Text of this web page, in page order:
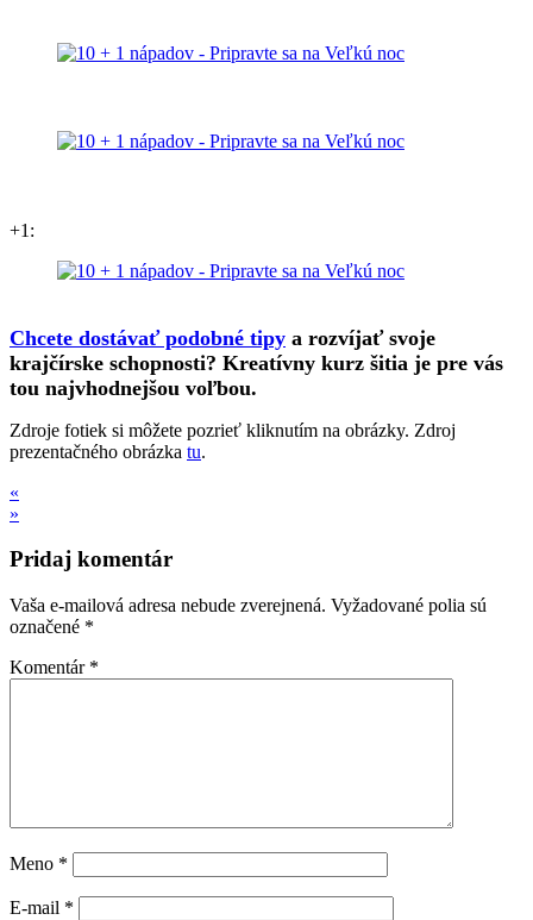
+1:
Chcete dostávať podobné tipy a rozvíjať svoje
krajčírske schopnosti? Kreatívny kurz šitia je pre vás
tou najvhodnejšou voľbou.
Zdroje fotiek si môžete pozrieť kliknutím na obrázky. Zdroj
prezentačného obrázka tu.
«
»
Pridaj komentár
Vaša e-mailová adresa nebude zverejnená. Vyžadované polia sú
označené *
Komentár *
Meno *
E-mail *